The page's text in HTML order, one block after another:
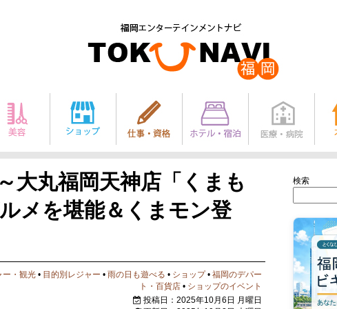
大丸福岡天神店「くまも
メを堪能＆くまモン登
ー・観光 • 目的別レジャー • 雨の日も遊べる • ショップ• 福岡のデパー
ト・百貨店 • ショップのイベント
投稿日：2025年10月6日 月曜日
検索